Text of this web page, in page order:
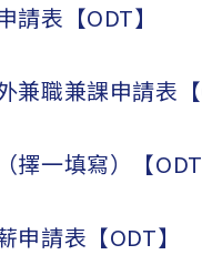
請表【ODT】
兼職兼課申請表【
擇一填寫）【ODT
申請表【ODT】